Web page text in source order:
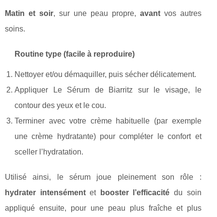
Matin et soir, sur une peau propre, avantvos autres
soins.
Routine type (facile à reproduire)
Nettoyer et/ou démaquiller, puis sécher délicatement.
Appliquer Le Sérum de Biarritz sur le visage, le
contour des yeux et le cou.
Terminer avec votre crème habituelle (par exemple
une crème hydratante) pour compléter le confort et
sceller l’hydratation.
Utilisé ainsi, le sérum joue pleinement son rôle :
hydrater intensémentet booster l’efficacité du soin
appliqué ensuite, pour une peau plus fraîche et plus